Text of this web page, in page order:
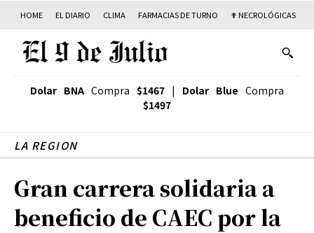
HOME EL DIARIO CLIMA FARMACIAS DE TURNO ✟ NECROLÓGICAS
Dolar BNA Compra $1467 | Dolar Blue Compra
$1497
LA REGION
Gran carrera solidaria a
beneficio de CAEC por la